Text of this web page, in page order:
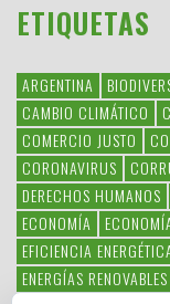
ETIQUETAS
ARGENTINA
CAMBIO CLIMÁTICO
COMERCIO JUSTO
CORONAVIRUS
DERECHOS HUMANOS
ECONOMÍA
EFICIENCIA
ENERGÍAS RENOVABLES